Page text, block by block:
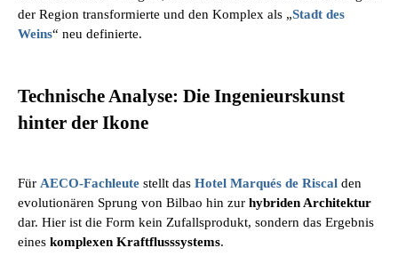
der Region transformierte und den Komplex als „Stadt des
Weins“ neu definierte.
Technische Analyse: Die Ingenieurskunst
hinter der Ikone
Für AECO-Fachleute stellt das Hotel Marqués de Riscal den
evolutionären Sprung von Bilbao hin zur hybriden Architektur
dar. Hier ist die Form kein Zufallsprodukt, sondern das Ergebnis
eines komplexen Kraftflusssystems.